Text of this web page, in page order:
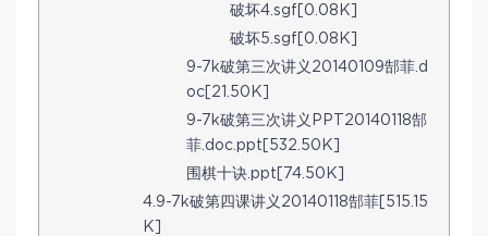
破坏4.sgf[0.08K]
破坏5.sgf[0.08K]
9-7k破第三次讲义20140109郜菲.d
oc[21.50K]
9-7k破第三次讲义PPT20140118郜
菲.doc.ppt[532.50K]
围棋十诀.ppt[74.50K]
4.9-7k破第四课讲义20140118郜菲[515.15
K]